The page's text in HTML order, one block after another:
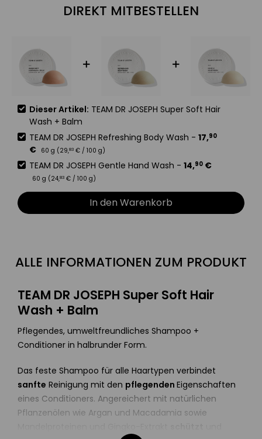
DIREKT MITBESTELLEN
Dieser Artikel: TEAM DR JOSEPH Super Soft Hair
Wash + Balm
TEAM DR JOSEPH Refreshing Body Wash - 17,90
€ 60 g (29,83 € / 100 g)
TEAM DR JOSEPH Gentle Hand Wash - 14,90 €
60 g (24,83 € / 100 g)
In den Warenkorb
ALLE INFORMATIONEN ZUM PRODUKT
TEAM DR JOSEPH Super Soft Hair
Wash + Balm
Pflegendes, umweltfreundliches Shampoo +
Conditioner in halbrunder Form.
Das feste Shampoo für alle Haartypen verbindet
sanfte Reinigung mit den pflegenden Eigenschaften
eines Conditioners. Angereichert mit natürlichen
Pflanzenölen wie Argan und Macadamia sowie